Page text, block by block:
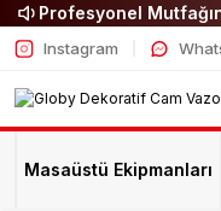
Profesyonel
Instagram
Masaüstü Ekipmanları